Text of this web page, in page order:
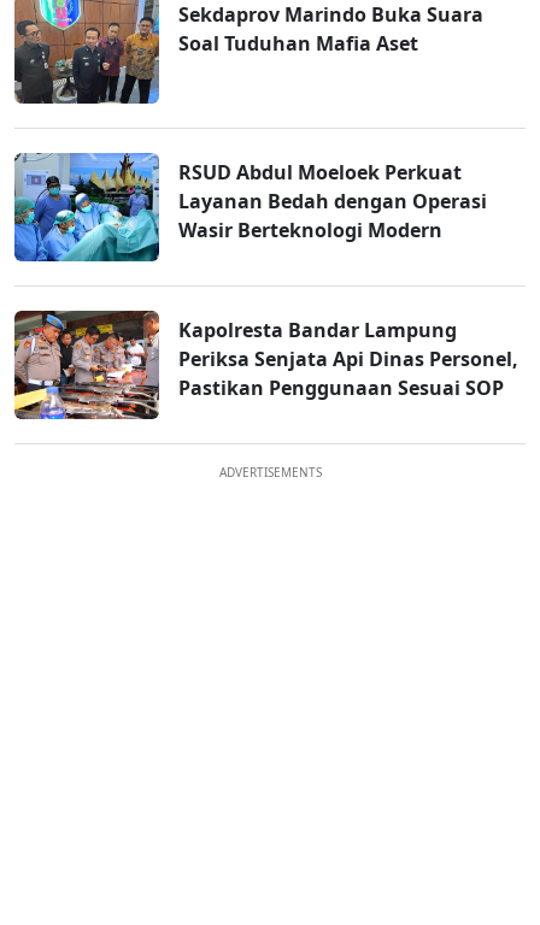
Sekdaprov Marindo Buka Suara
Soal Tuduhan Mafia Aset
RSUD Abdul Moeloek Perkuat
Layanan Bedah dengan Operasi
Wasir Berteknologi Modern
Kapolresta Bandar Lampung
Periksa Senjata Api Dinas Personel,
Pastikan Penggunaan Sesuai SOP
ADVERTISEMENTS